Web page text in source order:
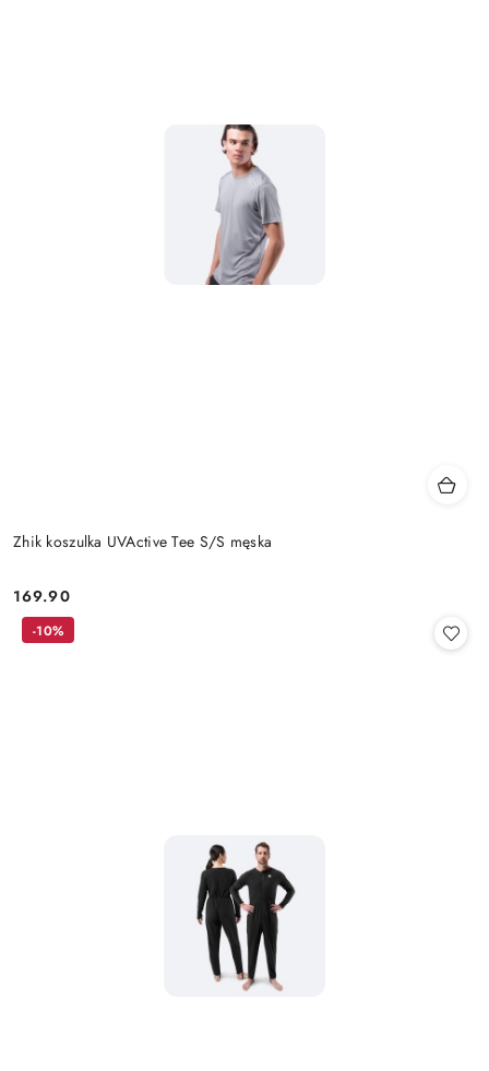
Zhik koszulka UVActive Tee S/S męska
Cena:
169.90
-10%